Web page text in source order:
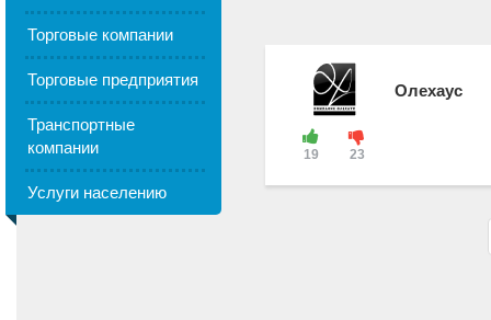
Торговые компании
Торговые предприятия
Транспортные
компании
Услуги населению
19 23
Олехаус